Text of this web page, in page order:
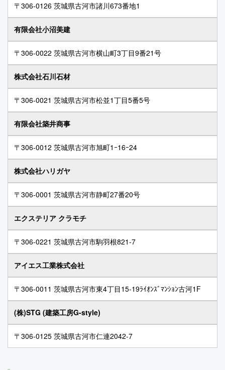
〒306-0126 茨城県古河市諸川673番地1
有限会社小沼美建
〒306-0022 茨城県古河市横山町3丁目9番21号
株式会社石川石材
〒306-0021 茨城県古河市松並1丁目5番5号
有限会社築井商事
〒306-0012 茨城県古河市旭町1ｰ16ｰ24
株式会社ハリガヤ
〒306-0001 茨城県古河市静町27番20号
エクステリア クラモチ
〒306-0221 茨城県古河市駒羽根821-7
アイエス工業株式会社
〒306-0011 茨城県古河市東4丁目15-19ﾗｲｵﾝｽﾞﾏﾝｼｮﾝ古河1F
(株)STG (建築工房G-style)
〒306-0125 茨城県古河市仁連2042-7